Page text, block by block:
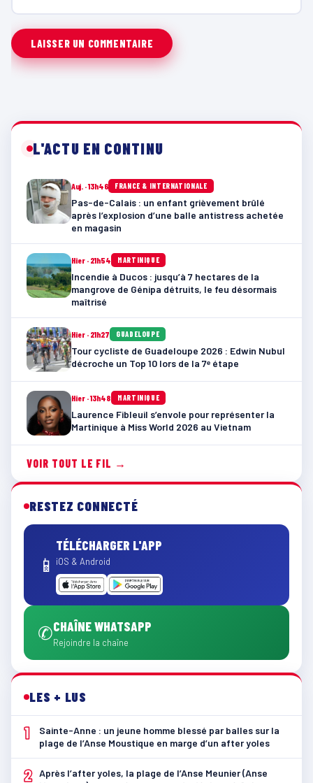
L'ACTU EN CONTINU
Auj. · 13h46 FRANCE & INTERNATIONALE
Pas-de-Calais : un enfant grièvement brûlé
après l’explosion d’une balle antistress achetée
en magasin
Hier · 21h54 MARTINIQUE
Incendie à Ducos : jusqu’à 7 hectares de la
mangrove de Génipa détruits, le feu désormais
maîtrisé
Hier · 21h27 GUADELOUPE
Tour cycliste de Guadeloupe 2026 : Edwin Nubul
décroche un Top 10 lors de la 7ᵉ étape
Hier · 13h48 MARTINIQUE
Laurence Fibleuil s’envole pour représenter la
Martinique à Miss World 2026 au Vietnam
VOIR TOUT LE FIL →
RESTEZ CONNECTÉ
📱
TÉLÉCHARGER L'APP
iOS & Android
✆CHAÎNE WHATSAPP
Rejoindre la chaîne
LES + LUS
1
Sainte-Anne : un jeune homme blessé par balles sur la
plage de l’Anse Moustique en marge d’un after yoles
2 Après l’after yoles, la plage de l’Anse Meunier (Anse